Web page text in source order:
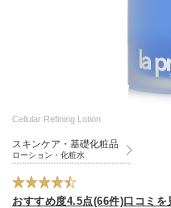
Cellular Refining Lotion
スキンケア・基礎化粧品
ローション・化粧水
おすすめ度4.5点(66件)口コミを